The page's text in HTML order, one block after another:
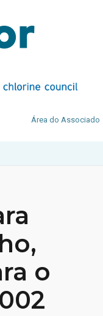
Área do Associado
o